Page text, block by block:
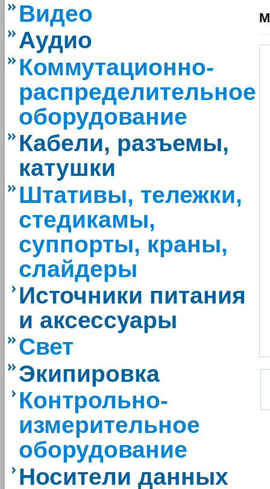
Видео
Аудио
Коммутационно-
распределительное
оборудование
Кабели, разъемы,
катушки
Штативы, тележки,
стедикамы,
суппорты, краны,
слайдеры
Источники питания
и аксессуары
Свет
Экипировка
Контрольно-
измерительное
оборудование
Носители данных